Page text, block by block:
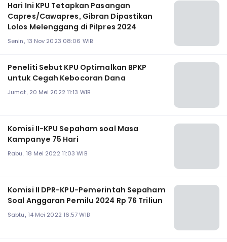
Hari Ini KPU Tetapkan Pasangan
Capres/Cawapres, Gibran Dipastikan
Lolos Melenggang di Pilpres 2024
Senin, 13 Nov 2023 08:06 WIB
Peneliti Sebut KPU Optimalkan BPKP
untuk Cegah Kebocoran Dana
Jumat, 20 Mei 2022 11:13 WIB
Komisi II-KPU Sepaham soal Masa
Kampanye 75 Hari
Rabu, 18 Mei 2022 11:03 WIB
Komisi II DPR-KPU-Pemerintah Sepaham
Soal Anggaran Pemilu 2024 Rp 76 Triliun
Sabtu, 14 Mei 2022 16:57 WIB